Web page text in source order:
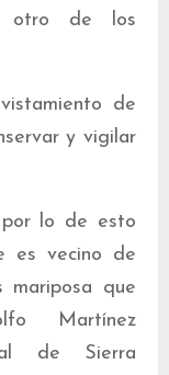
otro de los
de
y vigilar
lo de esto
es vecino de
mariposa que
Martínez
de Sierra